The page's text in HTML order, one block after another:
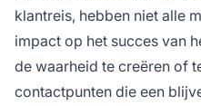
klantreis, hebben niet alle
impact op het succes van
de waarheid te creëren of
contactpunten die een